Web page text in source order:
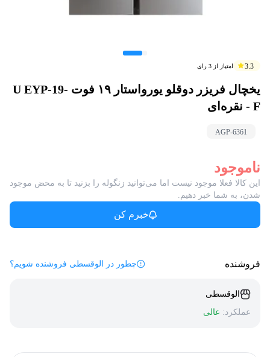
3.3 امتیاز از 3 رای
یخچال فریزر دوقلو یورواستار ۱۹ فوت U EYP-19-
F - نقره‌ای
AGP-6361
ناموجود
این کالا فعلا موجود نیست اما می‌توانید زنگوله را بزنید تا به محض موجود
شدن، به شما خبر دهیم.
خبرم کن
فروشنده چطور در الوقسطی فروشنده شویم؟
الوقسطی
عملکرد: عالی